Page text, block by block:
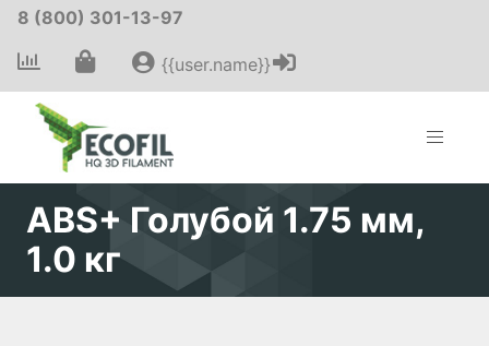
8 (800) 301-13-97
{{user.name}}
ABS+ Голубой 1.75 мм,
1.0 кг